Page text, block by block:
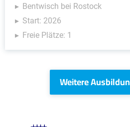
Bentwisch bei Rostock
Start: 2026
Freie Plätze: 1
Weitere